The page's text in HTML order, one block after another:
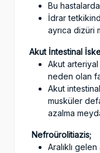
Bu
İdrar
ayrıca dizüri
Akut İntestinal
Akut
neden olan
Akut
musküler
azalma
Nefroürolitiazis;
Aralıklı